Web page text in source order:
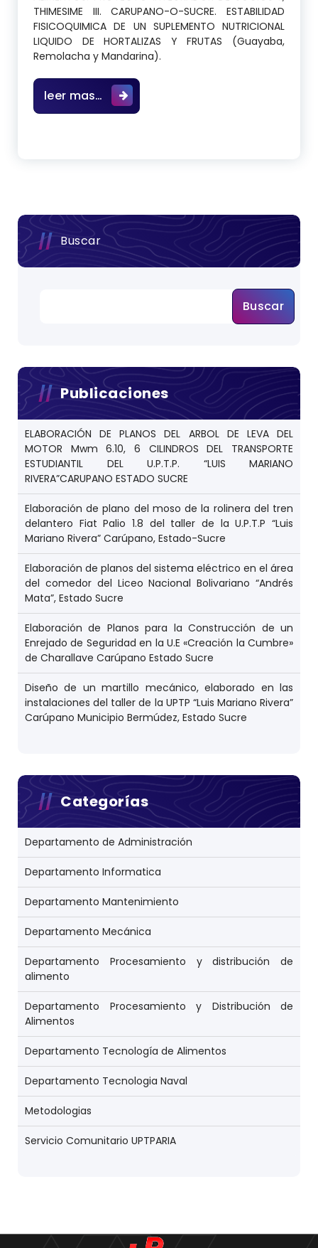
THIMESIME III. CARUPANO-O-SUCRE. ESTABILIDAD
FISICOQUIMICA DE UN SUPLEMENTO NUTRICIONAL
LIQUIDO DE HORTALIZAS Y FRUTAS (Guayaba,
Remolacha y Mandarina).
leer mas… ESTABILIDAD FISICOQUIMICA DE
Buscar
Buscar
Publicaciones
ELABORACIÓN DE PLANOS DEL ARBOL DE LEVA DEL
MOTOR Mwm 6.10, 6 CILINDROS DEL TRANSPORTE
ESTUDIANTIL DEL U.P.T.P. “LUIS MARIANO
RIVERA”CARUPANO ESTADO SUCRE
Elaboración de plano del moso de la rolinera del tren
delantero Fiat Palio 1.8 del taller de la U.P.T.P “Luis
Mariano Rivera” Carúpano, Estado-Sucre
Elaboración de planos del sistema eléctrico en el área
del comedor del Liceo Nacional Bolivariano “Andrés
Mata”, Estado Sucre
Elaboración de Planos para la Construcción de un
Enrejado de Seguridad en la U.E «Creación la Cumbre»
de Charallave Carúpano Estado Sucre
Diseño de un martillo mecánico, elaborado en las
instalaciones del taller de la UPTP “Luis Mariano Rivera”
Carúpano Municipio Bermúdez, Estado Sucre
Categorías
Departamento de Administración
Departamento Informatica
Departamento Mantenimiento
Departamento Mecánica
Departamento Procesamiento y distribución de
alimento
Departamento Procesamiento y Distribución de
Alimentos
Departamento Tecnología de Alimentos
Departamento Tecnologia Naval
Metodologias
Servicio Comunitario UPTPARIA